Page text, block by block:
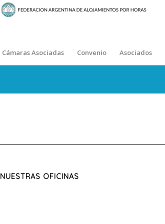
Cámaras Asociadas Convenio Asociados
NUESTRAS OFICINAS